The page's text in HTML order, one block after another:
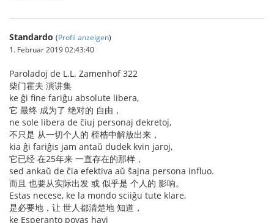
Standardo (Profil anzeigen)
1. Februar 2019 02:43:40
Paroladoj de L.L. Zamenhof 322
柴门霍夫 演讲集
ke ĝi fine fariĝu absolute libera,
它 最终 成为了 绝对的 自由，
ne sole libera de ĉiuj personaj dekretoj,
不只是 从一切个人的 桎梏中解放出来，
kia ĝi fariĝis jam antaŭ dudek kvin jaroj,
它已经 在25年来 一直存在的那样，
sed ankaŭ de ĉia efektiva aŭ ŝajna persona influo.
而且 也要从实际出发 或 似乎是 个人的 影响。
Estas necese, ke la mondo sciiĝu tute klare,
是必要地，让 世人都清楚地 知道，
ke Esperanto povas havi